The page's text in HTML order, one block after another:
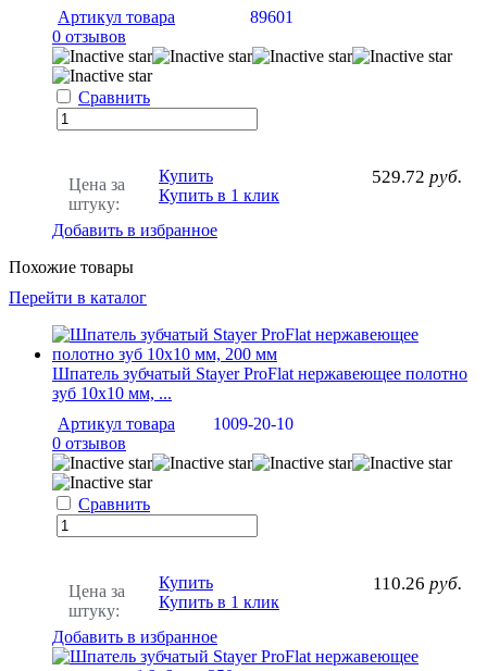
Артикул товара
89601
0 отзывов
Сравнить
Цена за
штуку:
529.72 руб.
Купить
Купить в 1 клик
Добавить в избранное
Похожие товары
Перейти в каталог
Шпатель зубчатый Stayer ProFlat нержавеющее полотно
зуб 10х10 мм, ...
Артикул товара
1009-20-10
0 отзывов
Сравнить
Цена за
штуку:
110.26 руб.
Купить
Купить в 1 клик
Добавить в избранное